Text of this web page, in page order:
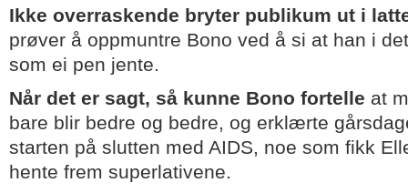
Ikke overraskende bryter publikum ut i
prøver å oppmuntre Bono ved å si at han i
som ei pen jente.
Når det er sagt, så kunne Bono fortelle at
bare blir bedre og bedre, og erklærte
starten på slutten med AIDS, noe som fikk
hente frem superlativene.